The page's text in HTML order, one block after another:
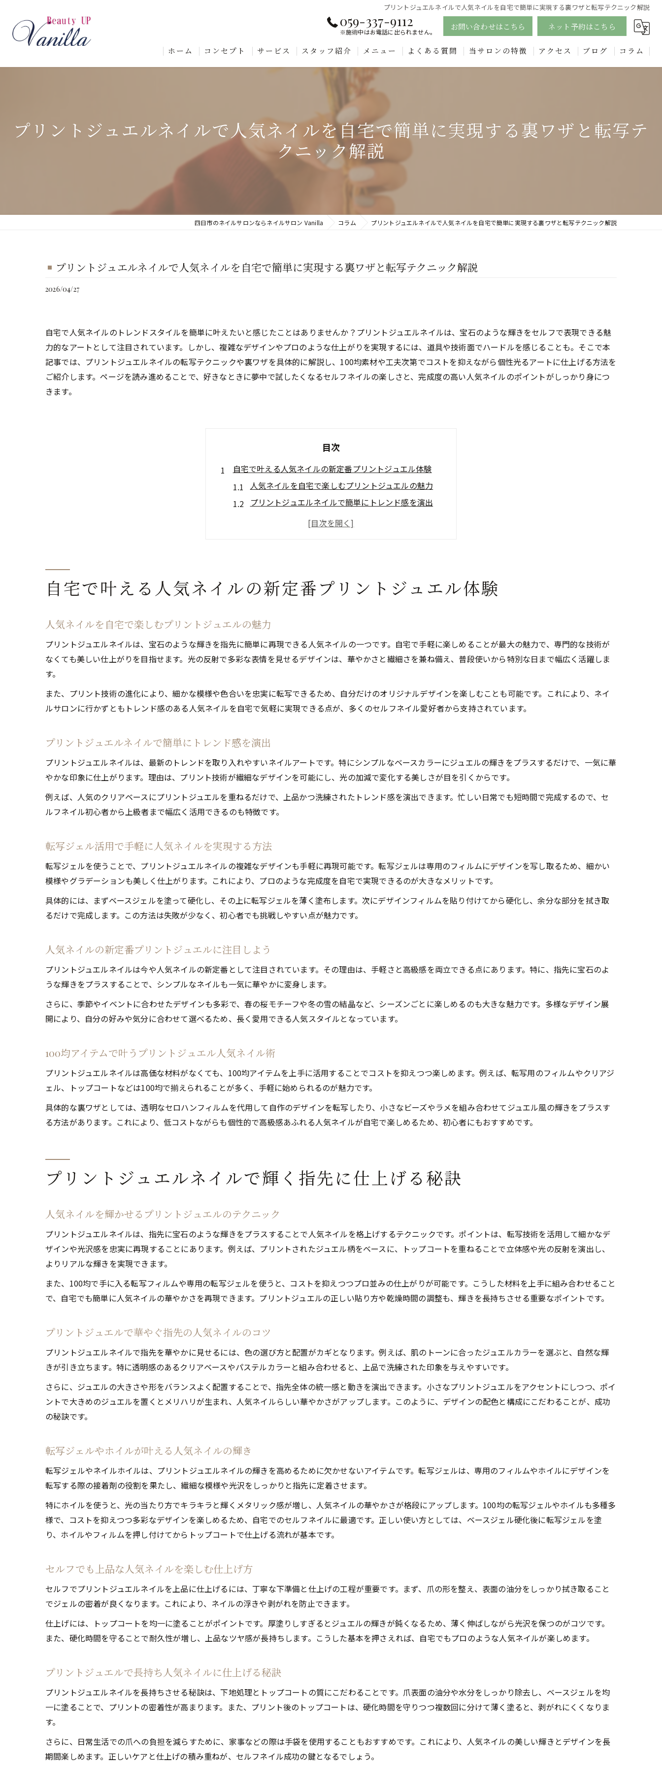
プリントジュエルネイルで人気ネイルを自宅で簡単に実現する裏ワザと転写テクニック解説
059-337-9112
※施術中はお電話に出られません。
お問い合わせはこちら ネット予約はこちら
ホーム コンセプト サービス スタッフ紹介 メニュー よくある質問 当サロンの特徴
エステ
アクセス ブログ コラム
プリントジュエルネイルで人気ネイルを自宅で簡単に実現する裏ワザと転写テ
クニック解説
四日市のネイルサロンならネイルサロン Vanilla コラム プリントジュエルネイルで人気ネイルを自宅で簡単に実現する裏ワザと転写テクニック解説
プリントジュエルネイルで人気ネイルを自宅で簡単に実現する裏ワザと転写テクニック解説
2026/04/27
自宅で人気ネイルのトレンドスタイルを簡単に叶えたいと感じたことはありませんか？プリントジュエルネイルは、宝石のような輝きをセルフで表現できる魅
力的なアートとして注目されています。しかし、複雑なデザインやプロのような仕上がりを実現するには、道具や技術面でハードルを感じることも。そこで本
記事では、プリントジュエルネイルの転写テクニックや裏ワザを具体的に解説し、100均素材や工夫次第でコストを抑えながら個性光るアートに仕上げる方法を
ご紹介します。ページを読み進めることで、好きなときに夢中で試したくなるセルフネイルの楽しさと、完成度の高い人気ネイルのポイントがしっかり身につ
きます。
目次
自宅で叶える人気ネイルの新定番プリントジュエル体験
人気ネイルを自宅で楽しむプリントジュエルの魅力
プリントジュエルネイルで簡単にトレンド感を演出
転写ジェル活用で手軽に人気ネイルを実現する方法
人気ネイルを輝かせるプリントジュエルのテクニック
転写ジェルやホイルが叶える人気ネイルの輝き
プリントジュエルで長持ち人気ネイルに仕上げる秘訣
ネイル転写ジェル 代用アイデアで人気ネイル実現
人気ネイルに転写ジェルが選ばれるポイントとは
レースやホイルで個性派ジュエルアートを楽しむ方法
ネイルホイル転写ジェル活用で華やか人気ネイル
プリントジュエルで作るレース風人気ネイルの秘訣
初心者でもできる転写テクで憧れのトレンドネイル実現
簡単転写で人気ネイルのトレンドデザインに挑戦
初心者でも失敗しない人気ネイルの転写ジェル活用法
ジェルネイル 転写 やり方で人気ネイルを楽しもう
プロ級人気ネイルを叶える初心者向け転写のコツ
100均素材とプリント技で個性溢れる人気ネイルを満喫
100均素材で叶える人気ネイルのプリントアレンジ術
プリント技を活用した個性派人気ネイルの始め方
転写ジェル 100均アイデアで楽しむ人気ネイル
人気ネイルを身近にするプリントジュエルの工夫
自宅で叶える人気ネイルの新定番プリントジュエル体験
人気ネイルを自宅で楽しむプリントジュエルの魅力
プリントジュエルネイルは、宝石のような輝きを指先に簡単に再現できる人気ネイルの一つです。自宅で手軽に楽しめることが最大の魅力で、専門的な技術が
なくても美しい仕上がりを目指せます。光の反射で多彩な表情を見せるデザインは、華やかさと繊細さを兼ね備え、普段使いから特別な日まで幅広く活躍しま
す。
また、プリント技術の進化により、細かな模様や色合いを忠実に転写できるため、自分だけのオリジナルデザインを楽しむことも可能です。これにより、ネイ
ルサロンに行かずともトレンド感のある人気ネイルを自宅で気軽に実現できる点が、多くのセルフネイル愛好者から支持されています。
プリントジュエルネイルで簡単にトレンド感を演出
プリントジュエルネイルは、最新のトレンドを取り入れやすいネイルアートです。特にシンプルなベースカラーにジュエルの輝きをプラスするだけで、一気に華
やかな印象に仕上がります。理由は、プリント技術が繊細なデザインを可能にし、光の加減で変化する美しさが目を引くからです。
例えば、人気のクリアベースにプリントジュエルを重ねるだけで、上品かつ洗練されたトレンド感を演出できます。忙しい日常でも短時間で完成するので、セ
ルフネイル初心者から上級者まで幅広く活用できるのも特徴です。
転写ジェル活用で手軽に人気ネイルを実現する方法
転写ジェルを使うことで、プリントジュエルネイルの複雑なデザインも手軽に再現可能です。転写ジェルは専用のフィルムにデザインを写し取るため、細かい
模様やグラデーションも美しく仕上がります。これにより、プロのような完成度を自宅で実現できるのが大きなメリットです。
具体的には、まずベースジェルを塗って硬化し、その上に転写ジェルを薄く塗布します。次にデザインフィルムを貼り付けてから硬化し、余分な部分を拭き取
るだけで完成します。この方法は失敗が少なく、初心者でも挑戦しやすい点が魅力です。
人気ネイルの新定番プリントジュエルに注目しよう
プリントジュエルネイルは今や人気ネイルの新定番として注目されています。その理由は、手軽さと高級感を両立できる点にあります。特に、指先に宝石のよ
うな輝きをプラスすることで、シンプルなネイルも一気に華やかに変身します。
さらに、季節やイベントに合わせたデザインも多彩で、春の桜モチーフや冬の雪の結晶など、シーズンごとに楽しめるのも大きな魅力です。多様なデザイン展
開により、自分の好みや気分に合わせて選べるため、長く愛用できる人気スタイルとなっています。
100均アイテムで叶うプリントジュエル人気ネイル術
プリントジュエルネイルは高価な材料がなくても、100均アイテムを上手に活用することでコストを抑えつつ楽しめます。例えば、転写用のフィルムやクリアジ
ェル、トップコートなどは100均で揃えられることが多く、手軽に始められるのが魅力です。
具体的な裏ワザとしては、透明なセロハンフィルムを代用して自作のデザインを転写したり、小さなビーズやラメを組み合わせてジュエル風の輝きをプラスす
る方法があります。これにより、低コストながらも個性的で高級感あふれる人気ネイルが自宅で楽しめるため、初心者にもおすすめです。
プリントジュエルネイルで輝く指先に仕上げる秘訣
人気ネイルを輝かせるプリントジュエルのテクニック
プリントジュエルネイルは、指先に宝石のような輝きをプラスすることで人気ネイルを格上げするテクニックです。ポイントは、転写技術を活用して細かなデ
ザインや光沢感を忠実に再現することにあります。例えば、プリントされたジュエル柄をベースに、トップコートを重ねることで立体感や光の反射を演出し、
よりリアルな輝きを実現できます。
また、100均で手に入る転写フィルムや専用の転写ジェルを使うと、コストを抑えつつプロ並みの仕上がりが可能です。こうした材料を上手に組み合わせること
で、自宅でも簡単に人気ネイルの華やかさを再現できます。プリントジュエルの正しい貼り方や乾燥時間の調整も、輝きを長持ちさせる重要なポイントです。
プリントジュエルで華やぐ指先の人気ネイルのコツ
プリントジュエルネイルで指先を華やかに見せるには、色の選び方と配置がカギとなります。例えば、肌のトーンに合ったジュエルカラーを選ぶと、自然な輝
きが引き立ちます。特に透明感のあるクリアベースやパステルカラーと組み合わせると、上品で洗練された印象を与えやすいです。
さらに、ジュエルの大きさや形をバランスよく配置することで、指先全体の統一感と動きを演出できます。小さなプリントジュエルをアクセントにしつつ、ポイ
ントで大きめのジュエルを置くとメリハリが生まれ、人気ネイルらしい華やかさがアップします。このように、デザインの配色と構成にこだわることが、成功
の秘訣です。
転写ジェルやホイルが叶える人気ネイルの輝き
転写ジェルやネイルホイルは、プリントジュエルネイルの輝きを高めるために欠かせないアイテムです。転写ジェルは、専用のフィルムやホイルにデザインを
転写する際の接着剤の役割を果たし、繊細な模様や光沢をしっかりと指先に定着させます。
特にホイルを使うと、光の当たり方でキラキラと輝くメタリック感が増し、人気ネイルの華やかさが格段にアップします。100均の転写ジェルやホイルも多種多
様で、コストを抑えつつ多彩なデザインを楽しめるため、自宅でのセルフネイルに最適です。正しい使い方としては、ベースジェル硬化後に転写ジェルを塗
り、ホイルやフィルムを押し付けてからトップコートで仕上げる流れが基本です。
セルフでも上品な人気ネイルを楽しむ仕上げ方
セルフでプリントジュエルネイルを上品に仕上げるには、丁寧な下準備と仕上げの工程が重要です。まず、爪の形を整え、表面の油分をしっかり拭き取ること
でジェルの密着が良くなります。これにより、ネイルの浮きや剥がれを防止できます。
仕上げには、トップコートを均一に塗ることがポイントです。厚塗りしすぎるとジュエルの輝きが鈍くなるため、薄く伸ばしながら光沢を保つのがコツです。
また、硬化時間を守ることで耐久性が増し、上品なツヤ感が長持ちします。こうした基本を押さえれば、自宅でもプロのような人気ネイルが楽しめます。
プリントジュエルで長持ち人気ネイルに仕上げる秘訣
プリントジュエルネイルを長持ちさせる秘訣は、下地処理とトップコートの質にこだわることです。爪表面の油分や水分をしっかり除去し、ベースジェルを均
一に塗ることで、プリントの密着性が高まります。また、プリント後のトップコートは、硬化時間を守りつつ複数回に分けて薄く塗ると、剥がれにくくなりま
す。
さらに、日常生活での爪への負担を減らすために、家事などの際は手袋を使用することもおすすめです。これにより、人気ネイルの美しい輝きとデザインを長
期間楽しめます。正しいケアと仕上げの積み重ねが、セルフネイル成功の鍵となるでしょう。